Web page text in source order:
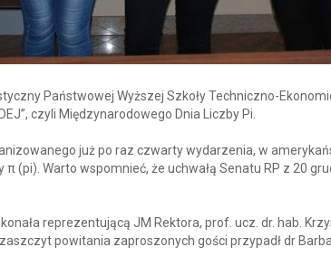
Państwowej Wyższej Szkoły Techniczno-
czyli Międzynarodowego Dnia Liczby Pi.
już po raz czwarty wydarzenia, w
(pi). Warto wspomnieć, że uchwałą Senatu RP z 20
reprezentującą JM Rektora, prof. ucz. dr. hab.
powitania zaproszonych gości przypadł dr